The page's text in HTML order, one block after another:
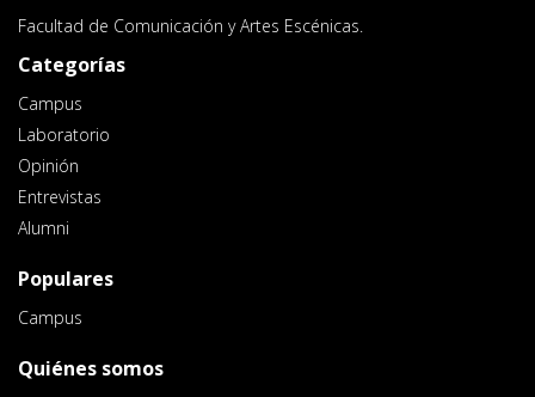
Facultad de Comunicación y Artes Escénicas.
Categorías
Campus
Laboratorio
Opinión
Entrevistas
Alumni
Populares
Campus
Quiénes somos